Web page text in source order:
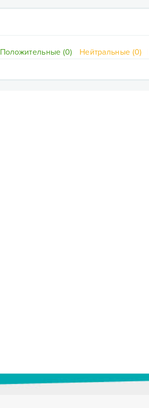
Положительные (0) Нейтральные (0)